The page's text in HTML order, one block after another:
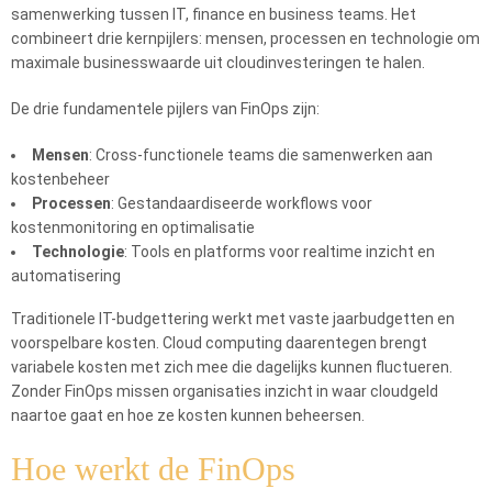
samenwerking tussen IT, finance en business teams. Het
combineert drie kernpijlers: mensen, processen en technologie om
maximale businesswaarde uit cloudinvesteringen te halen.
De drie fundamentele pijlers van FinOps zijn:
Mensen: Cross-functionele teams die samenwerken aan
kostenbeheer
Processen: Gestandaardiseerde workflows voor
kostenmonitoring en optimalisatie
Technologie: Tools en platforms voor realtime inzicht en
automatisering
Traditionele IT-budgettering werkt met vaste jaarbudgetten en
voorspelbare kosten. Cloud computing daarentegen brengt
variabele kosten met zich mee die dagelijks kunnen fluctueren.
Zonder FinOps missen organisaties inzicht in waar cloudgeld
naartoe gaat en hoe ze kosten kunnen beheersen.
Hoe werkt de FinOps